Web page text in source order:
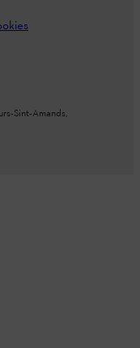
Sint-Amands,